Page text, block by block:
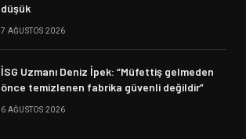
düşük
7 AĞUSTOS 2026
İSG Uzmanı Deniz İpek: “Müfettiş gelmeden
önce temizlenen fabrika güvenli değildir”
6 AĞUSTOS 2026